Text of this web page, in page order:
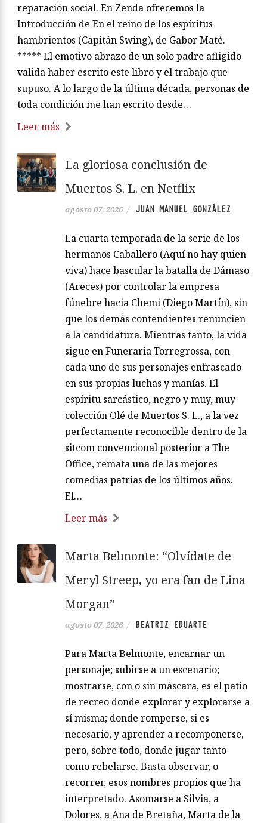
reparación social. En Zenda ofrecemos la
Introducción de En el reino de los espíritus
hambrientos (Capitán Swing), de Gabor Maté.
***** El emotivo abrazo de un solo padre afligido
valida haber escrito este libro y el trabajo que
supuso. A lo largo de la última década, personas de
toda condición me han escrito desde…
Leer más
La gloriosa conclusión de
Muertos S. L. en Netflix
agosto 07, 2026 / JUAN MANUEL GONZÁLEZ
La cuarta temporada de la serie de los
hermanos Caballero (Aquí no hay quien
viva) hace bascular la batalla de Dámaso
(Areces) por controlar la empresa
fúnebre hacia Chemi (Diego Martín), sin
que los demás contendientes renuncien
a la candidatura. Mientras tanto, la vida
sigue en Funeraria Torregrossa, con
cada uno de sus personajes enfrascado
en sus propias luchas y manías. El
espíritu sarcástico, negro y muy, muy
colección Olé de Muertos S. L., a la vez
perfectamente reconocible dentro de la
sitcom convencional posterior a The
Office, remata una de las mejores
comedias patrias de los últimos años.
El…
Leer más
Marta Belmonte: “Olvídate de
Meryl Streep, yo era fan de Lina
Morgan”
agosto 07, 2026 / BEATRIZ EDUARTE
Para Marta Belmonte, encarnar un
personaje; subirse a un escenario;
mostrarse, con o sin máscara, es el patio
de recreo donde explorar y explorarse a
sí misma; donde romperse, si es
necesario, y aprender a recomponerse,
pero, sobre todo, donde jugar tanto
como rebelarse. Basta observar, o
recorrer, esos nombres propios que ha
interpretado. Asomarse a Silvia, a
Dolores, a Ana de Bretaña, Marta de la